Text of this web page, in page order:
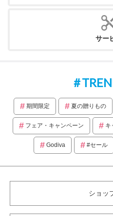
サー
期間限定 夏の贈りもの
フェア・キャンペーン キ
Godiva #セール
ショッ